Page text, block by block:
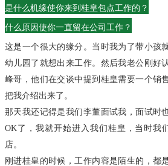
是什么机缘使你来到桂皇包点工作的？
什么原因使你一直留在公司工作？
这是一个很大的缘分。 当时我为了带小孩
幼儿园了就想出来工作。然后我老公刚好
峰哥，他们在交谈中提到桂皇需要一个销
把我介绍出来了。
那天我还记得是我们李董面试我，面试时
OK了，我就开始进入我们桂皇，当时我
店。
刚进桂皇的时候，工作内容是陌生的，都